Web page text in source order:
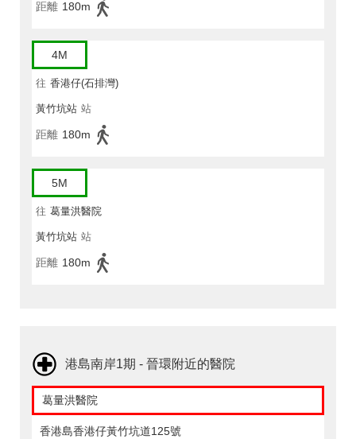
距離 180m
4M
往 香港仔(石排灣)
黃竹坑站 站
距離 180m
5M
往 葛量洪醫院
黃竹坑站 站
距離 180m
港島南岸1期 - 晉環附近的醫院
葛量洪醫院
香港島香港仔黃竹坑道125號